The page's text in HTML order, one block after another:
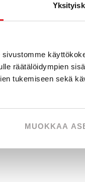
räätälöidympien
tukemiseen sekä
MUOKKAA